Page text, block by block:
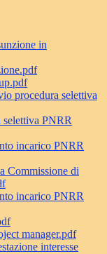
in
procedura selettiva
PNRR
incarico PNRR
Commissione di
incarico PNRR
manager.pdf
interesse